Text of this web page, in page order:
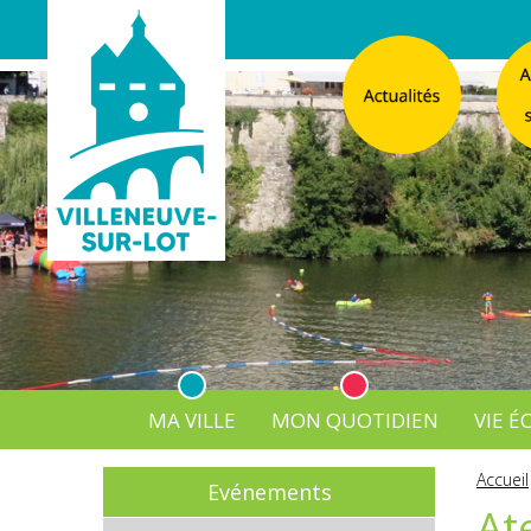
MA VILLE
L'Atelier
Affichage légal numérique
MON QUOTIDIEN VIE
Evénements Accueil